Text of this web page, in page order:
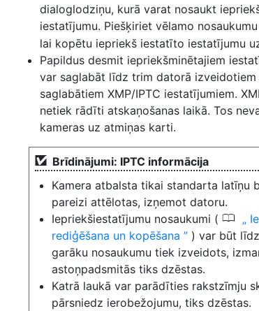
dialoglodziņu, kurā varat nosaukt
iestatījumu. Piešķiriet vēlamo
lai kopētu iepriekš iestatīto iestatījumu
Papildus desmit iepriekšminētajiem
var saglabāt līdz trim datorā izveidotiem
saglabātiem XMP/IPTC iestatījumiem.
netiek rādīti atskaņošanas laikā. Tos
kameras uz atmiņas karti.
Brīdinājumi: IPTC informācija
Kamera atbalsta tikai standarta latīņu
pareizi attēlotas, izņemot datoru.
Iepriekšiestatījumu nosaukumi ( 0
rediģēšana un kopēšana
) var būt
garāku nosaukumu tiek izveidots,
astoņpadsmitās tiks dzēstas.
Katrā laukā var parādīties rakstzīmju
pārsniedz ierobežojumu, tiks dzēstas.